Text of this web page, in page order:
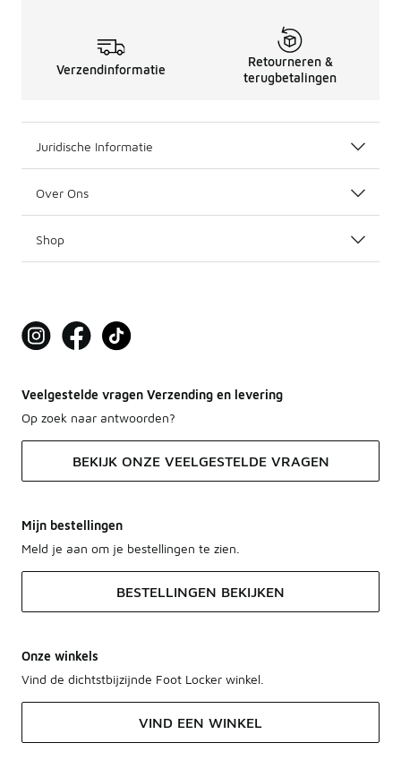
Verzendinformatie
Retourneren &
terugbetalingen
Juridische Informatie
Over Ons
Shop
Veelgestelde vragen Verzending en levering
Op zoek naar antwoorden?
BEKIJK ONZE VEELGESTELDE VRAGEN
Mijn bestellingen
Meld je aan om je bestellingen te zien.
BESTELLINGEN BEKIJKEN
Onze winkels
Vind de dichtstbijzijnde Foot Locker winkel.
VIND EEN WINKEL